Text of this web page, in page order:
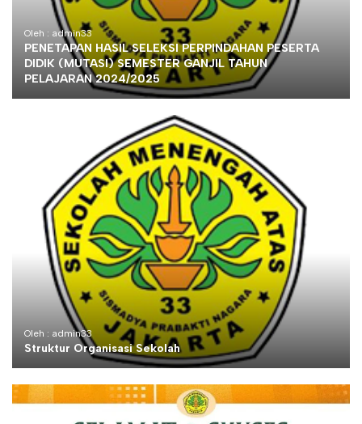
Oleh : admin33
PENETAPAN HASIL SELEKSI PERPINDAHAN PESERTA
DIDIK (MUTASI) SEMESTER GANJIL TAHUN
PELAJARAN 2024/2025
Oleh : admin33
Struktur Organisasi Sekolah